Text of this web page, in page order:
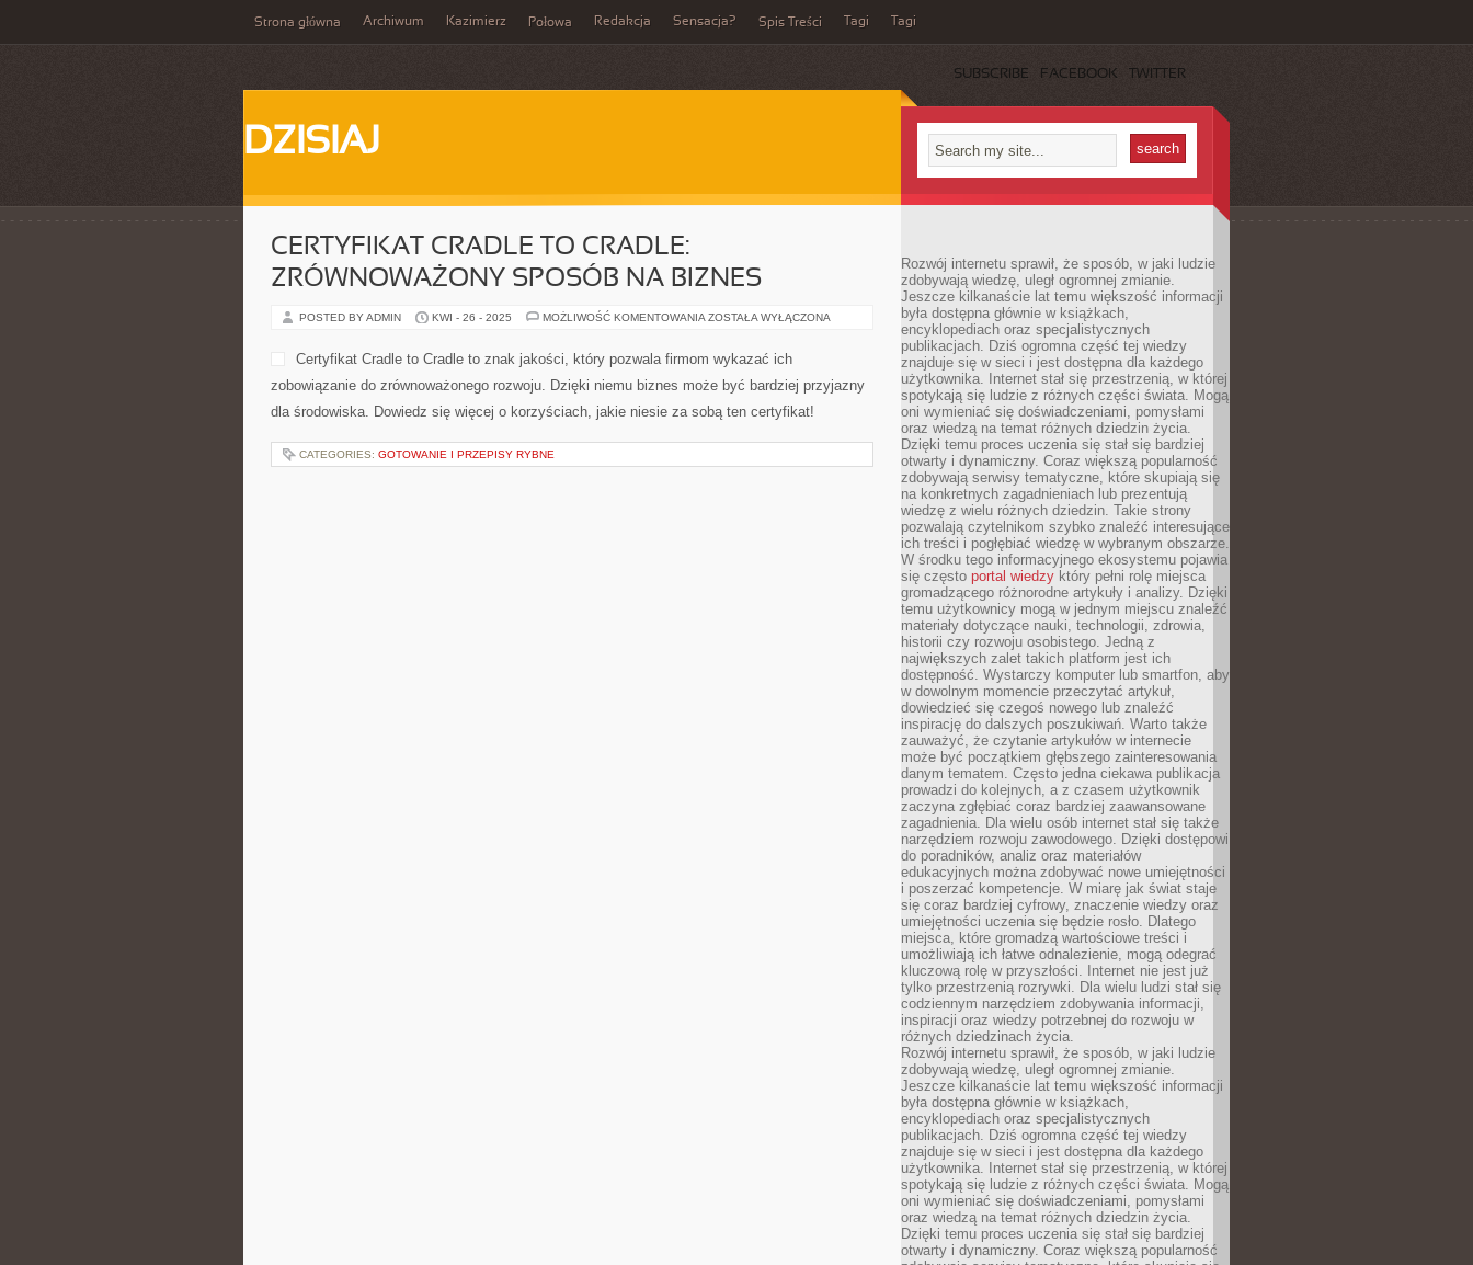
Strona główna Archiwum Kazimierz Połowa Redakcja Sensacja? Spis Treści Tagi Tagi
SUBSCRIBE FACEBOOK TWITTER
DZISIAJ
CERTYFIKAT CRADLE TO CRADLE:
ZRÓWNOWAŻONY SPOSÓB NA BIZNES
POSTED BY ADMIN KWI - 26 - 2025 MOŻLIWOŚĆ KOMENTOWANIA CERTYFIKAT
CRADLE:
ZRÓWNOWAŻONY
NA
ZOSTAŁA WYŁĄCZONA
Certyfikat Cradle to Cradle to znak jakości, który pozwala firmom wykazać ich
zobowiązanie do zrównoważonego rozwoju. Dzięki niemu biznes może być bardziej przyjazny
dla środowiska. Dowiedz się więcej o korzyściach, jakie niesie za sobą ten certyfikat!
CATEGORIES: GOTOWANIE I PRZEPISY RYBNE
Rozwój internetu sprawił, że sposób, w jaki ludzie
zdobywają wiedzę, uległ ogromnej zmianie.
Jeszcze kilkanaście lat temu większość informacji
była dostępna głównie w książkach,
encyklopediach oraz specjalistycznych
publikacjach. Dziś ogromna część tej wiedzy
znajduje się w sieci i jest dostępna dla każdego
użytkownika. Internet stał się przestrzenią, w której
spotykają się ludzie z różnych części świata. Mogą
oni wymieniać się doświadczeniami, pomysłami
oraz wiedzą na temat różnych dziedzin życia.
Dzięki temu proces uczenia się stał się bardziej
otwarty i dynamiczny. Coraz większą popularność
zdobywają serwisy tematyczne, które skupiają się
na konkretnych zagadnieniach lub prezentują
wiedzę z wielu różnych dziedzin. Takie strony
pozwalają czytelnikom szybko znaleźć interesujące
ich treści i pogłębiać wiedzę w wybranym obszarze.
W środku tego informacyjnego ekosystemu pojawia
się często portal wiedzy który pełni rolę miejsca
gromadzącego różnorodne artykuły i analizy. Dzięki
temu użytkownicy mogą w jednym miejscu znaleźć
materiały dotyczące nauki, technologii, zdrowia,
historii czy rozwoju osobistego. Jedną z
największych zalet takich platform jest ich
dostępność. Wystarczy komputer lub smartfon, aby
w dowolnym momencie przeczytać artykuł,
dowiedzieć się czegoś nowego lub znaleźć
inspirację do dalszych poszukiwań. Warto także
zauważyć, że czytanie artykułów w internecie
może być początkiem głębszego zainteresowania
danym tematem. Często jedna ciekawa publikacja
prowadzi do kolejnych, a z czasem użytkownik
zaczyna zgłębiać coraz bardziej zaawansowane
zagadnienia. Dla wielu osób internet stał się także
narzędziem rozwoju zawodowego. Dzięki dostępowi
do poradników, analiz oraz materiałów
edukacyjnych można zdobywać nowe umiejętności
i poszerzać kompetencje. W miarę jak świat staje
się coraz bardziej cyfrowy, znaczenie wiedzy oraz
umiejętności uczenia się będzie rosło. Dlatego
miejsca, które gromadzą wartościowe treści i
umożliwiają ich łatwe odnalezienie, mogą odegrać
kluczową rolę w przyszłości. Internet nie jest już
tylko przestrzenią rozrywki. Dla wielu ludzi stał się
codziennym narzędziem zdobywania informacji,
inspiracji oraz wiedzy potrzebnej do rozwoju w
różnych dziedzinach życia.
Rozwój internetu sprawił, że sposób, w jaki ludzie
zdobywają wiedzę, uległ ogromnej zmianie.
Jeszcze kilkanaście lat temu większość informacji
była dostępna głównie w książkach,
encyklopediach oraz specjalistycznych
publikacjach. Dziś ogromna część tej wiedzy
znajduje się w sieci i jest dostępna dla każdego
użytkownika. Internet stał się przestrzenią, w której
spotykają się ludzie z różnych części świata. Mogą
oni wymieniać się doświadczeniami, pomysłami
oraz wiedzą na temat różnych dziedzin życia.
Dzięki temu proces uczenia się stał się bardziej
otwarty i dynamiczny. Coraz większą popularność